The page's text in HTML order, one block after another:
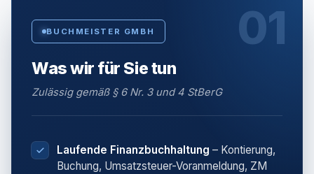
01
BUCHMEISTER GMBH
Was wir für Sie tun
Zulässig gemäß § 6 Nr. 3 und 4 StBerG
Laufende Finanzbuchhaltung – Kontierung,
Buchung, Umsatzsteuer-Voranmeldung, ZM